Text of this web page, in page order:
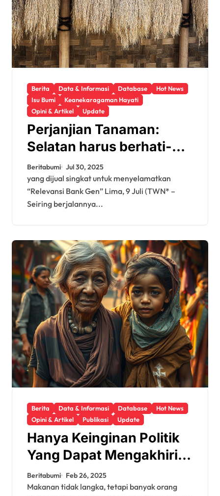
Berita Data & Informasi Database
Hot News
Isu Bumi
Keanekaragaman Hayati
Opini & Artikel
Update
Perjanjian Tanaman:
Selatan harus berhati-
hati terhadap koleksi
benih
Beritabumi Jul 30, 2025
yang dijual singkat untuk menyelamatkan
“Relevansi Bank Gen” Lima, 9 Juli (TWN* –
Seiring berjalannya...
Berita Data & Informasi Database
Hot News
Opini & Artikel
Publikasi Update
Hanya Keinginan Politik
Yang Dapat Mengakhiri
Kelaparan
Beritabumi Feb 26, 2025
Makanan tidak langka, tetapi banyak orang